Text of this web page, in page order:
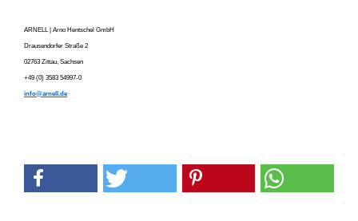
ARNELL | Arno Hentschel GmbH
Drausendorfer Straße 2
02763 Zittau, Sachsen
+49 (0) 3583 54997-0
info@arnell.de